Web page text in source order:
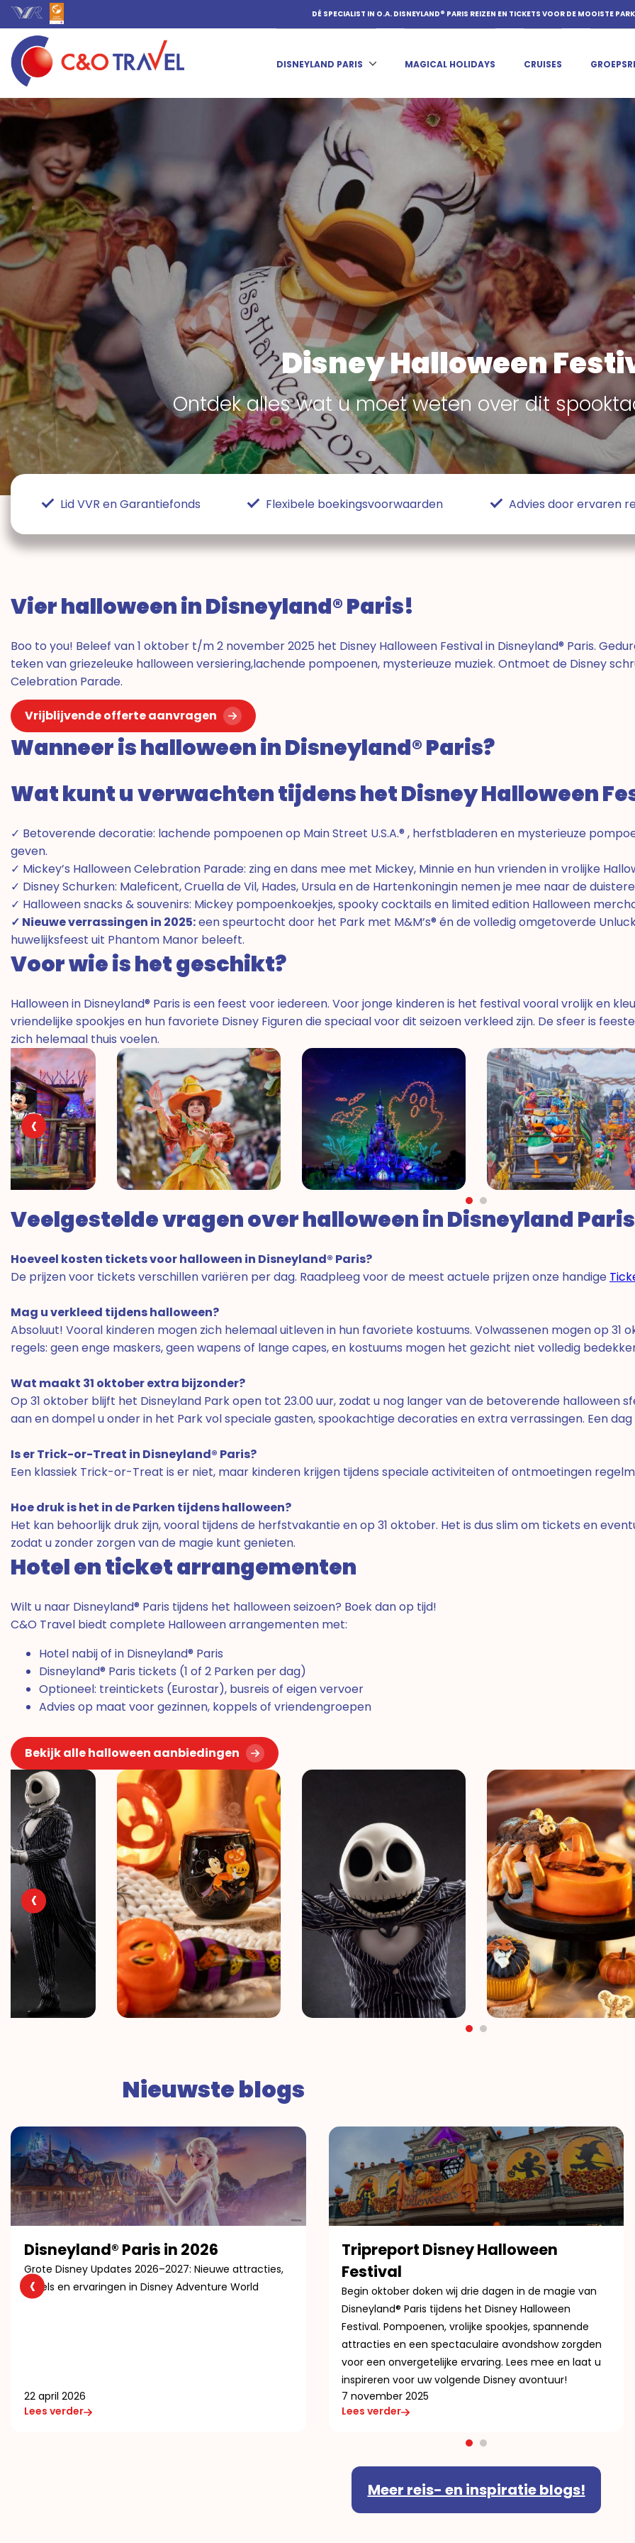
DÉ SPECIALIST IN O.A. DISNEYLAND® PARIS REIZEN EN TICKETS VOOR DE MOOISTE
DISNEYLAND PARIS MAGICAL HOLIDAYS CRUISES
Disney Halloween
Ontdek alles wat u moet weten over dit
Lid VVR en Garantiefonds Flexibele boekingsvoorwaarden Advies door ervaren
Vier halloween in Disneyland® Paris!
Boo to you! Beleef van 1 oktober t/m 2 november 2025 het Disney Halloween Festival in Disneyland® Paris.
teken van griezeleuke halloween versiering,lachende pompoenen, mysterieuze muziek. Ontmoet de Disney
Celebration Parade.
Vrijblijvende offerte aanvragen
Wanneer is halloween in Disneyland® Paris?
Wat kunt u verwachten tijdens het Disney Halloween
✓ Betoverende decoratie: lachende pompoenen op Main Street U.S.A.® , herfstbladeren en mysterieuze
geven.
✓ Mickey’s Halloween Celebration Parade: zing en dans mee met Mickey, Minnie en hun vrienden in vrolijke
✓ Disney Schurken: Maleficent, Cruella de Vil, Hades, Ursula en de Hartenkoningin nemen je mee naar de
✓ Halloween snacks & souvenirs: Mickey pompoenkoekjes, spooky cocktails en limited edition Halloween
✓ Nieuwe verrassingen in 2025:een speurtocht door het Park met M&M’s® én de volledig omgetoverde
huwelijksfeest uit Phantom Manor beleeft.
Voor wie is het geschikt?
Halloween in Disneyland® Paris is een feest voor iedereen. Voor jonge kinderen is het festival vooral vrolijk en
vriendelijke spookjes en hun favoriete Disney Figuren die speciaal voor dit seizoen verkleed zijn. De sfeer is
zich helemaal thuis voelen.
‹
Veelgestelde vragen over halloween in Disneyland Paris
Hoeveel kosten tickets voor halloween in Disneyland® Paris?
De prijzen voor tickets verschillen variëren per dag. Raadpleeg voor de meest actuele prijzen onze handige
Mag u verkleed tijdens halloween?
Absoluut! Vooral kinderen mogen zich helemaal uitleven in hun favoriete kostuums. Volwassenen mogen op
regels: geen enge maskers, geen wapens of lange capes, en kostuums mogen het gezicht niet volledig
Wat maakt 31 oktober extra bijzonder?
Op 31 oktober blijft het Disneyland Park open tot 23.00 uur, zodat u nog langer van de betoverende halloween
aan en dompel u onder in het Park vol speciale gasten, spookachtige decoraties en extra verrassingen. Een
Is er Trick-or-Treat in Disneyland® Paris?
Een klassiek Trick-or-Treat is er niet, maar kinderen krijgen tijdens speciale activiteiten of ontmoetingen
Hoe druk is het in de Parken tijdens halloween?
Het kan behoorlijk druk zijn, vooral tijdens de herfstvakantie en op 31 oktober. Het is dus slim om tickets en
zodat u zonder zorgen van de magie kunt genieten.
Hotel en ticket arrangementen
Wilt u naar Disneyland® Paris tijdens het halloween seizoen? Boek dan op tijd!
C&O Travel biedt complete Halloween arrangementen met:
Hotel nabij of in Disneyland® Paris
Disneyland® Paris tickets (1 of 2 Parken per dag)
Optioneel: treintickets (Eurostar), busreis of eigen vervoer
Advies op maat voor gezinnen, koppels of vriendengroepen
Bekijk alle halloween aanbiedingen
‹
Nieuwste blogs
Disneyland® Paris in 2026
Grote Disney Updates 2026–2027: Nieuwe attracties,
hotels en ervaringen in Disney Adventure World
22 april 2026
Lees verder
Tripreport Disney Halloween
Festival
Begin oktober doken wij drie dagen in de magie van
Disneyland® Paris tijdens het Disney Halloween
Festival. Pompoenen, vrolijke spookjes, spannende
attracties en een spectaculaire avondshow zorgden
voor een onvergetelijke ervaring. Lees mee en laat u
inspireren voor uw volgende Disney avontuur!
7 november 2025
Lees verder
‹
Meer reis- en inspiratie blogs!